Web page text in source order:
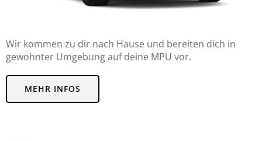
Wir kommen zu dir nach Hause und bereiten dich in
gewohnter Umgebung auf deine MPU vor.
MEHR INFOS